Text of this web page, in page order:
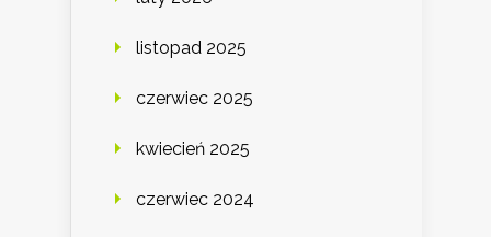
listopad 2025
czerwiec 2025
kwiecień 2025
czerwiec 2024